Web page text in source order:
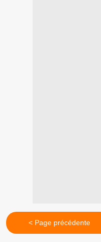
< Page précédente